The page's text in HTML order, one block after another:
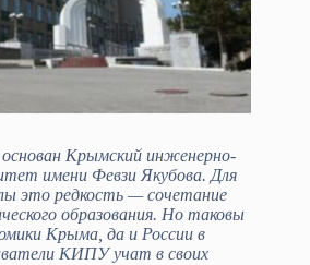
Крымский инженерно-
имени Февзи Якубова. Для
это редкость — сочетание
образования. Но таковы
Крыма, да и России в
КИПУ учат в своих